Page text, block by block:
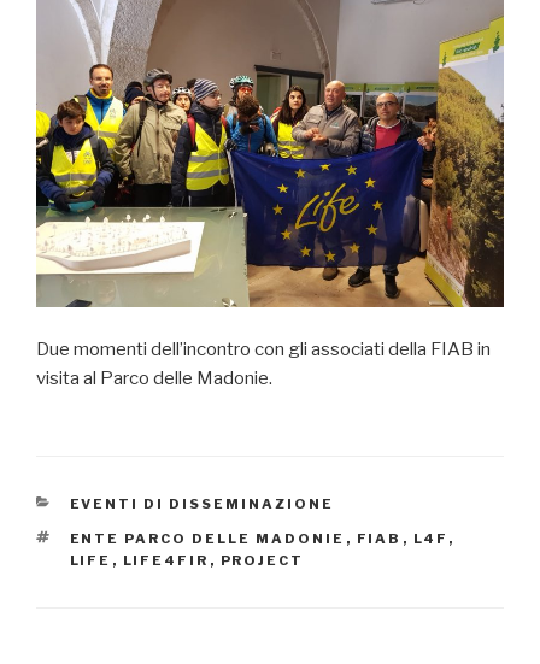
Due momenti dell’incontro con gli associati della FIAB in
visita al Parco delle Madonie.
CATEGORIE
EVENTI DI DISSEMINAZIONE
TAG
ENTE PARCO DELLE MADONIE , FIAB , L4F ,
LIFE , LIFE4FIR , PROJECT